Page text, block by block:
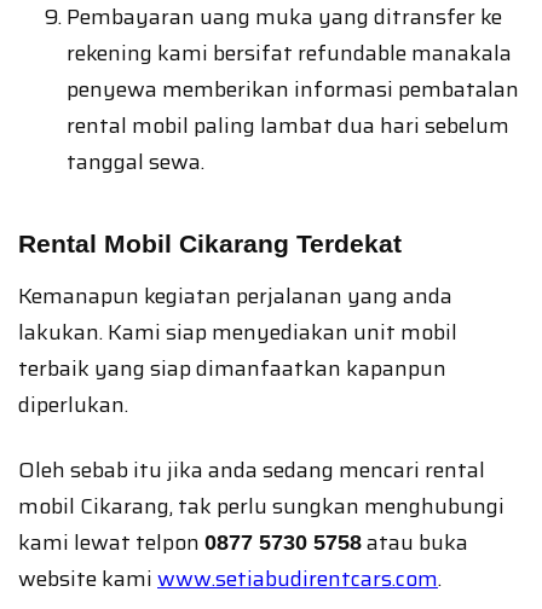
Pembayaran uang muka yang ditransfer ke
rekening kami bersifat refundable manakala
penyewa memberikan informasi pembatalan
rental mobil paling lambat dua hari sebelum
tanggal sewa.
Rental Mobil Cikarang Terdekat
Kemanapun kegiatan perjalanan yang anda
lakukan. Kami siap menyediakan unit mobil
terbaik yang siap dimanfaatkan kapanpun
diperlukan.
Oleh sebab itu jika anda sedang mencari rental
mobil Cikarang, tak perlu sungkan menghubungi
kami lewat telpon 0877 5730 5758 atau buka
website kamiwww.setiabudirentcars.com.